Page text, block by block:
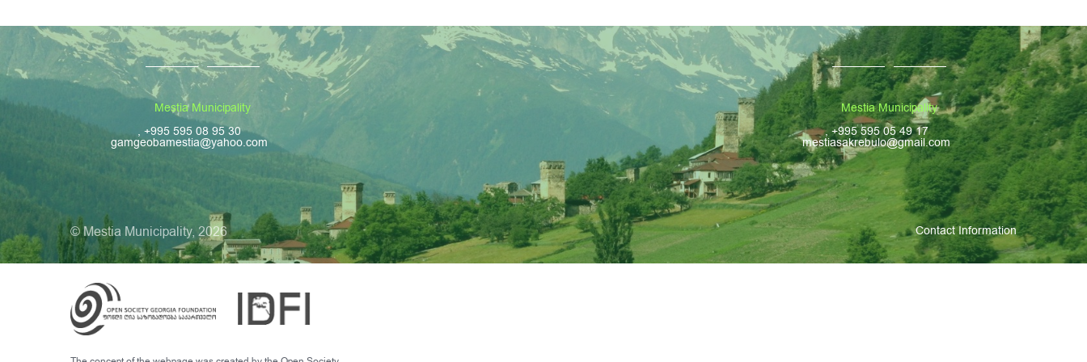
Mestia Municipality
, +995 595 08 95 30
gamgeobamestia@yahoo.com
Mestia Municipality
, +995 595 05 49 17
mestiasakrebulo@gmail.com
© Mestia Municipality, 2026 Contact Information